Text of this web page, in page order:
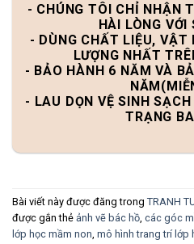
- CHÚNG TÔI CHỈ NHẬN
HÀI LÒNG VỚI
- DÙNG CHẤT LIỆU, VẬT
LƯỢNG NHẤT
- BẢO HÀNH 6 NĂM VÀ
- LAU DỌN VỆ SINH
TRẠNG
Bài viết này được đăng trong TRANH
được gắn thẻ ảnh vẽ bác hồ, các góc
lớp học mầm non, mô hình trang trí lớp